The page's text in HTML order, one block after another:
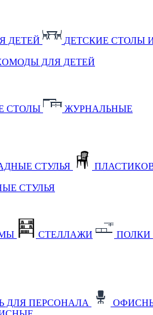
ДЕТЕЙ ДЕТСКИЕ СТОЛЫ
ДЛЯ ДЕТЕЙ
СТОЛЫ
ЖУРНАЛЬНЫЕ
СТУЛЬЯ
СТУЛЬЯ
СТЕЛЛАЖИ ПОЛКИ
ДЛЯ ПЕРСОНАЛА